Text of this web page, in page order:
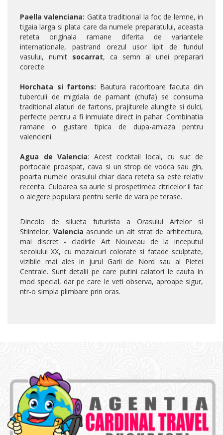
Paella valenciana: Gatita traditional la foc de lemne, in
tigaia larga si plata care da numele preparatului, aceasta
reteta originala ramane diferita de variantele
internationale, pastrand orezul usor lipit de fundul
vasului, numit socarrat, ca semn al unei preparari
corecte.
Horchata si fartons: Bautura racoritoare facuta din
tuberculi de migdala de pamant (chufa) se consuma
traditional alaturi de fartons, prajiturele alungite si dulci,
perfecte pentru a fi inmuiate direct in pahar. Combinatia
ramane o gustare tipica de dupa-amiaza pentru
valencieni.
Agua de Valencia: Acest cocktail local, cu suc de
portocale proaspat, cava si un strop de vodca sau gin,
poarta numele orasului chiar daca reteta sa este relativ
recenta. Culoarea sa aurie si prospetimea citricelor il fac
o alegere populara pentru serile de vara pe terase.
Dincolo de silueta futurista a Orasului Artelor si
Stiintelor, Valencia ascunde un alt strat de arhitectura,
mai discret - cladirile Art Nouveau de la inceputul
secolului XX, cu mozaicuri colorate si fatade sculptate,
vizibile mai ales in jurul Garii de Nord sau al Pietei
Centrale. Sunt detalii pe care putini calatori le cauta in
mod special, dar pe care le veti observa, aproape sigur,
ntr-o simpla plimbare prin oras.